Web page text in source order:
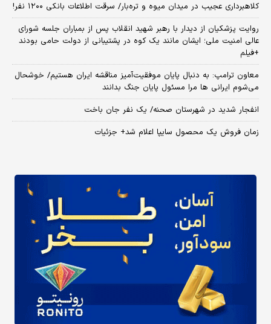
کلاهبرداری عجیب در میدان میوه و تره‌بار/ سرقت اطلاعات بانکی ۱۲۰۰ نفر!
روایت پزشکیان از دیدار با رهبر شهید انقلاب پس از بمباران جلسه شورای
عالی امنیت ملی؛ ایشان مانند یک کوه در پشتیبانی از دولت حامی بودند
+فیلم
معاون ترامپ: به دنبال پایان موفقیت‌آمیز مناقشه ایران هستیم/ خوشحال
می‌شوم ایرانی ها مرا مسئول پایان جنگ بدانند
انفجار شدید در شهرستان صحنه/ یک نفر جان باخت
زمان فروش یک محصول سایپا اعلام شد+ جزئیات